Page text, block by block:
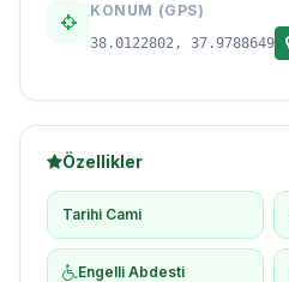
KONUM (GPS)
38.0122802, 37.9788649
Özellikler
Tarihi Cami
Engelli Abdesti